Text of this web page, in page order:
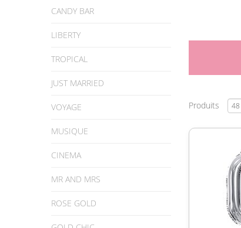
CANDY BAR
LIBERTY
TROPICAL
JUST MARRIED
VOYAGE
MUSIQUE
CINEMA
MR AND MRS
ROSE GOLD
Produits